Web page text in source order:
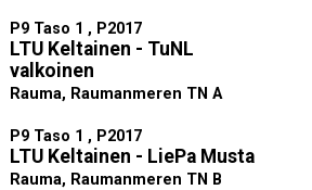
P9 Taso 1 , P2017
LTU Keltainen - TuNL
valkoinen
Rauma, Raumanmeren TN A
P9 Taso 1 , P2017
LTU Keltainen - LiePa Musta
Rauma, Raumanmeren TN B